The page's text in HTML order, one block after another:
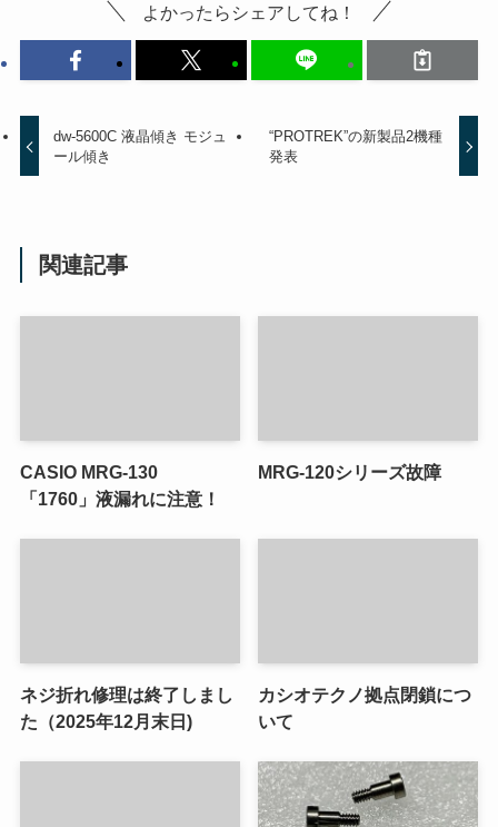
よかったらシェアしてね！
dw-5600C 液晶傾き モジュ
ール傾き
“PROTREK”の新製品2機種
発表
関連記事
CASIO MRG-130
「1760」液漏れに注意！
MRG-120シリーズ故障
ネジ折れ修理は終了しまし
た（2025年12月末日)
カシオテクノ拠点閉鎖につ
いて